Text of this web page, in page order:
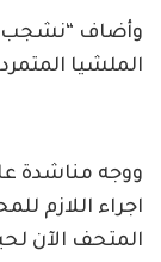
وأضاف “نشجب
الملشيا
ووجه مناشدة
اجراء اللازم
المتحف الآن